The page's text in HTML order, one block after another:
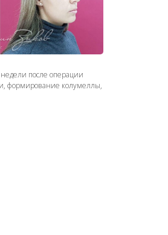
после операции
формирование колумеллы,